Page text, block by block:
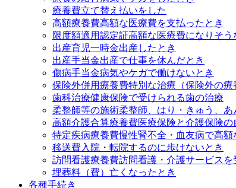
療養費立て替え払いをした
高額療養費高額な医療費を支払ったとき
限度額適用認定証高額な医療費になりそう
出産育児一時金出産したとき
出産手当金出産で仕事を休んだとき
傷病手当金病気やケガで働けないとき
保険外併用療養費特別な治療（保険外の療
歯科治療健康保険で受けられる歯の治療
柔整師等の施術柔整師、はり・きゅう、
高額介護合算療養費医療保険と介護保険
特定疾病療養費慢性腎不全・血友病で高額
移送費入院・転院するのに歩けないとき
訪問看護療養費訪問看護・介護サービスを
埋葬料（費） 亡くなったとき
各種手続き